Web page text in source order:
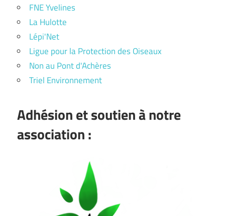
FNE Yvelines
La Hulotte
Lépi'Net
Ligue pour la Protection des Oiseaux
Non au Pont d'Achères
Triel Environnement
Adhésion et soutien à notre
association :